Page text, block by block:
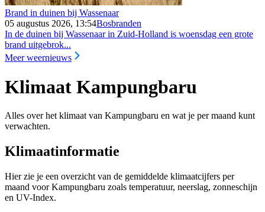
Brand in duinen bij Wassenaar
05 augustus 2026, 13:54Bosbranden
In de duinen bij Wassenaar in Zuid-Holland is woensdag een grote
brand uitgebrok...
Meer weernieuws
Klimaat Kampungbaru
Alles over het klimaat van Kampungbaru en wat je per maand kunt
verwachten.
Klimaatinformatie
Hier zie je een overzicht van de gemiddelde klimaatcijfers per
maand voor Kampungbaru zoals temperatuur, neerslag, zonneschijn
en UV-Index.